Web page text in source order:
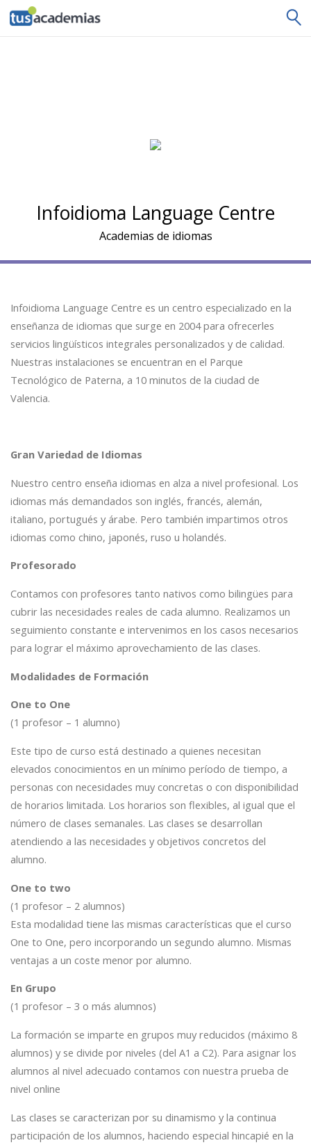
tusacademias
Infoidioma Language Centre
Academias de idiomas
Infoidioma Language Centre es un centro especializado en la
enseñanza de idiomas que surge en 2004 para ofrecerles
servicios lingüísticos integrales personalizados y de calidad.
Nuestras instalaciones se encuentran en el Parque
Tecnológico de Paterna, a 10 minutos de la ciudad de
Valencia.
Gran Variedad de Idiomas
Nuestro centro enseña idiomas en alza a nivel profesional. Los
idiomas más demandados son inglés, francés, alemán,
italiano, portugués y árabe. Pero también impartimos otros
idiomas como chino, japonés, ruso u holandés.
Profesorado
Contamos con profesores tanto nativos como bilingües para
cubrir las necesidades reales de cada alumno. Realizamos un
seguimiento constante e intervenimos en los casos necesarios
para lograr el máximo aprovechamiento de las clases.
Modalidades de Formación
One to One
(1 profesor – 1 alumno)
Este tipo de curso está destinado a quienes necesitan
elevados conocimientos en un mínimo período de tiempo, a
personas con necesidades muy concretas o con disponibilidad
de horarios limitada. Los horarios son flexibles, al igual que el
número de clases semanales. Las clases se desarrollan
atendiendo a las necesidades y objetivos concretos del
alumno.
One to two
(1 profesor – 2 alumnos)
Esta modalidad tiene las mismas características que el curso
One to One, pero incorporando un segundo alumno. Mismas
ventajas a un coste menor por alumno.
En Grupo
(1 profesor – 3 o más alumnos)
La formación se imparte en grupos muy reducidos (máximo 8
alumnos) y se divide por niveles (del A1 a C2). Para asignar los
alumnos al nivel adecuado contamos con nuestra prueba de
nivel online
Las clases se caracterizan por su dinamismo y la continua
participación de los alumnos, haciendo especial hincapié en la